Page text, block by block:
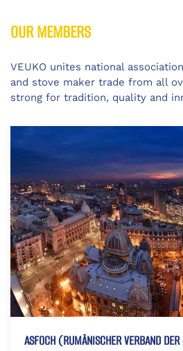
OUR MEMBERS
VEUKO unites national
and stove maker trade from all
strong for tradition, quality and
ASFOCH (RUMÄNISCHER VERBAND DER